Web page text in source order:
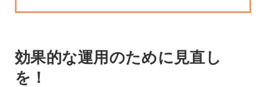
効果的な運用のために見直し
を！